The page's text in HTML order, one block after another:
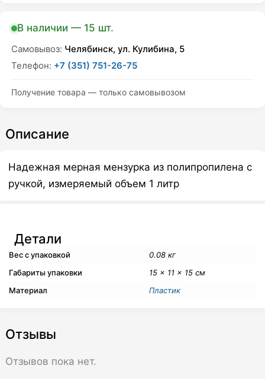
В наличии — 15 шт.
Самовывоз: Челябинск, ул. Кулибина, 5
Телефон: +7 (351) 751-26-75
Получение товара — только самовывозом
Описание
Надежная мерная мензурка из полипропилена с
ручкой, измеряемый объем 1 литр
Детали
Вес с упаковкой
0.08 кг
Габариты упаковки
15 × 11 × 15 см
Материал
Пластик
Отзывы
Отзывов пока нет.